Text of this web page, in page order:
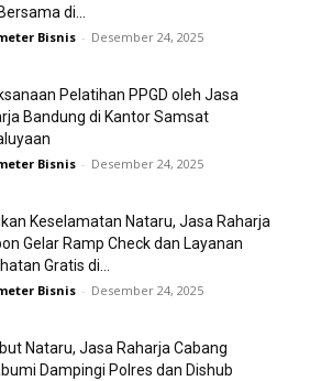
di...
Bisnis - Desember 24, 2025
Pelatihan PPGD oleh Jasa
Bandung di Kantor Samsat
Bisnis - Desember 24, 2025
Keselamatan Nataru, Jasa Raharja
Gelar Ramp Check dan Layanan
Gratis di...
Bisnis - Desember 24, 2025
Nataru, Jasa Raharja Cabang
Dampingi Polres dan Dishub